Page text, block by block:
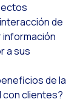
WhatsApp Flows:
La movilidad
Integración de
de
información
a sus
de la
con clientes?